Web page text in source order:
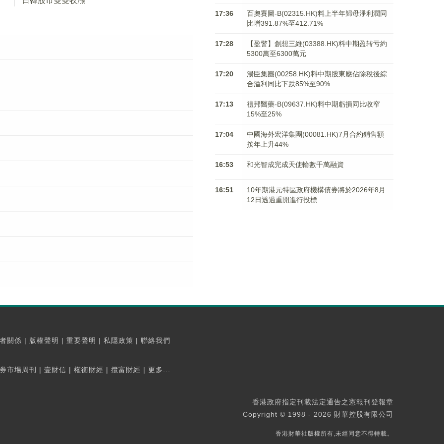
17:36
百奧賽圖-B(02315.HK)料上半年歸母淨利潤同
比增391.87%至412.71%
17:28
【盈警】創想三維(03388.HK)料中期盈转亏約
5300萬至6300萬元
17:20
湯臣集團(00258.HK)料中期股東應佔除稅後綜
合溢利同比下跌85%至90%
17:13
禮邦醫藥-B(09637.HK)料中期虧損同比收窄
15%至25%
17:04
中國海外宏洋集團(00081.HK)7月合約銷售額
按年上升44%
16:53 和光智成完成天使輪數千萬融資
16:51
10年期港元特區政府機構債券將於2026年8月
12日透過重開進行投標
關係 | 版權聲明 | 重要聲明 | 私隱政策 | 聯絡我們
市場周刊 | 壹財信 | 權衡財經 | 攬富財經 | 更多...
香港政府指定刊載法定通告之憲報刊登報章
Copyright © 1998 - 2026 財華控股有限公司
香港財華社版權所有,未經同意不得轉載。